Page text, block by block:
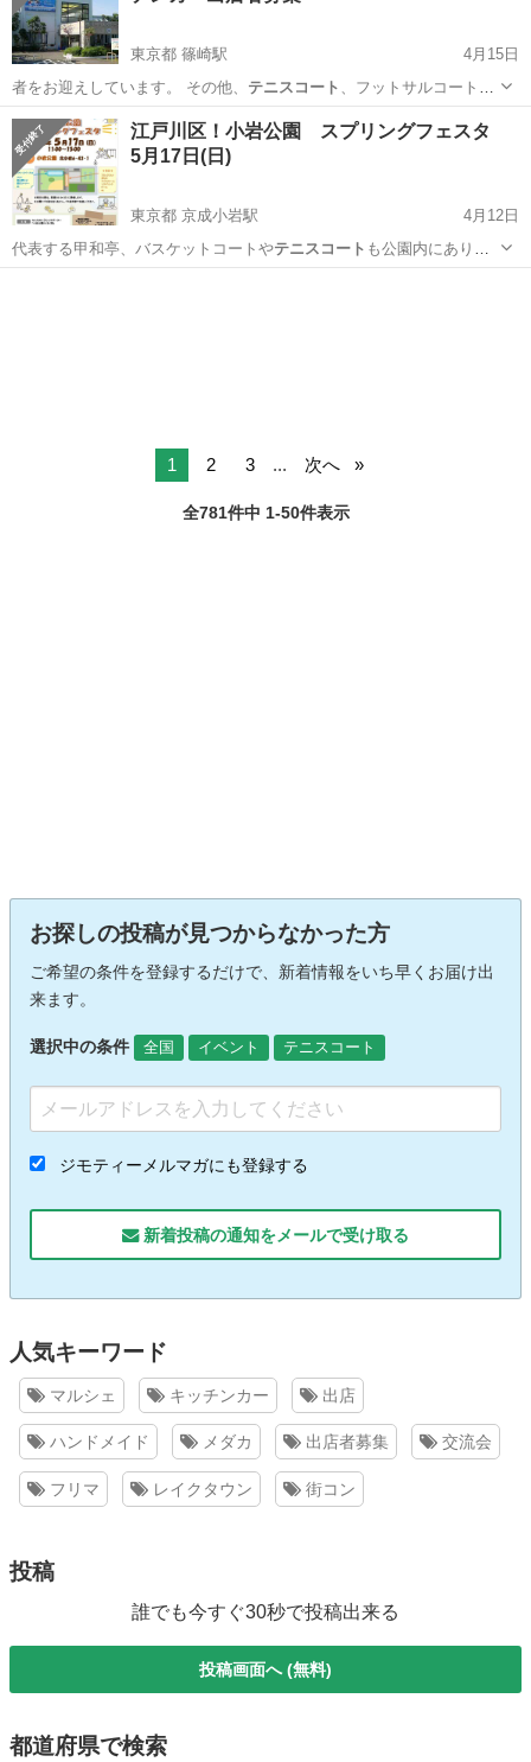
東京都 篠崎駅
4月15日
者をお迎えしています。 その他、 テニスコート
、フットサルコート、
健康ルーム(ジ…
東京 江戸川区 篠崎駅 スポーツ キッチンカー
江戸川区！小岩公園 スプリングフェスタ
5月17日(日)
東京都 京成小岩駅
4月12日
代表する甲和亭、バスケットコートやテニスコート も公園内にありお
花見や犬のお散歩コ…
1 2 3 ... 次へ
全781件中 1-50件表示
お探しの投稿が見つからなかった方
ご希望の条件を登録するだけで、新着情報をいち早くお届け出
来ます。
選択中の条件 全国 イベント テニスコート
ジモティーメルマガにも登録する
新着投稿の通知をメールで受け取る
人気キーワード
マルシェ キッチンカー 出店
ハンドメイド メダカ 出店者募集 交流会
フリマ レイクタウン 街コン
投稿
誰でも今すぐ30秒で投稿出来る
投稿画面へ (無料)
都道府県で検索